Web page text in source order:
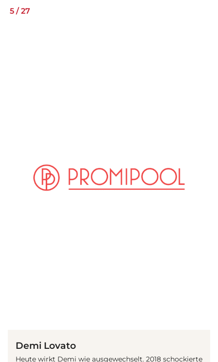
5 /27
Demi Lovato
Heute wirkt Demi wie ausgewechselt. 2018 schockierte